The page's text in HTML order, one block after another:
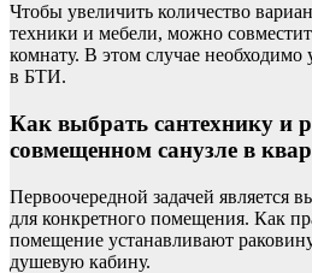
Чтобы увеличить количество
техники и мебели, можно
комнату. В этом случае необходимо
в БТИ.
Как выбрать сантехнику и
совмещенном санузле в
Первоочередной задачей является
для конкретного помещения. Как
помещение устанавливают
душевую кабину.